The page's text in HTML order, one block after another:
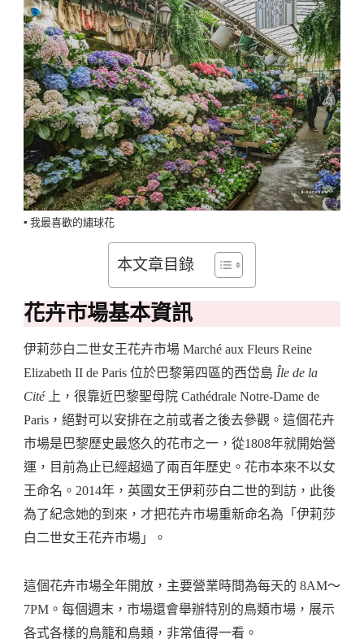
▪️ 我最喜歡的繡球花
本文章目錄
花卉市場基本資訊
伊莉莎白二世女王花卉市場 Marché aux Fleurs Reine
Elizabeth II de Paris 位於巴黎第四區的西岱島 Île de la
Cité上，很靠近巴黎聖母院 Cathédrale Notre-Dame de
Paris，絕對可以安排在之前或者之後去參觀。這個花卉
市場是巴黎歷史最悠久的花市之一，從1808年就開始營
運，目前為止已經超過了兩百年歷史。花市本來不以女
王命名。2014年，英國女王伊莉莎白二世的到訪，此後
為了紀念她的到來，才把花卉市場重新命名為「伊莉莎
白二世女王花卉市場」。
這個花卉市場全年開放，主要營業時間為每天的 8AM～
7PM。每個週末，市場還會舉辦特別的鳥類市場，展示
各式各樣的鳥籠和鳥類，非常值得一看。